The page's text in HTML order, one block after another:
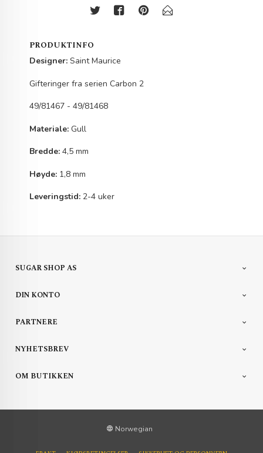
PRODUKTINFO
Designer: Saint Maurice
Gifteringer fra serien Carbon 2
49/81467 - 49/81468
Materiale:Gull
Bredde:4,5 mm
Høyde: 1,8 mm
Leveringstid: 2-4 uker
SUGAR SHOP AS
DIN KONTO
PARTNERE
NYHETSBREV
OM BUTIKKEN
Norwegian